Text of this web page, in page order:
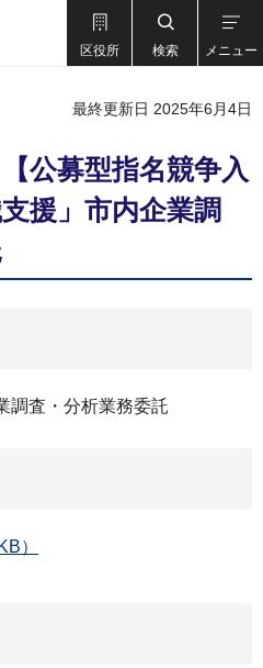
区役所 検索 メニュー
最終更新日 2025年6月4日
公募型指名競争入
援」市内企業調
調査・分析業務委託
）